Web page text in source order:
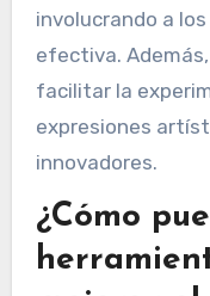
involucrando a
efectiva.
facilitar la
expresiones
innovadores.
¿Cómo